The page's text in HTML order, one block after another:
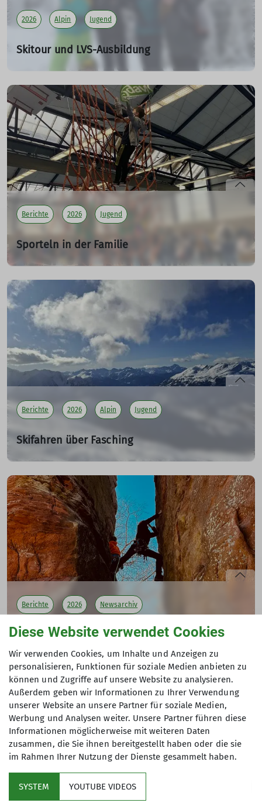
2026 Alpin Jugend
Skitour und LVS-Ausbildung
für Anfänger - JDAV03
Im März ging es für uns, eine kleine gemütliche Fünfer-
Familientruppe ins anfangs sehr grün aussehende
Vorarlberg nach Österreich.
mehr erfahren
Berichte 2026 Jugend
Sporteln in der Familie
JDAV 02
Am Sonntag, dem 22.02.26 war der JDAV Ludwigshafen
beim „Sporteln in der Familie – Piratensportfest“ in der
Turnhalle der IGSLO mit dabei.
mehr erfahren
Berichte 2026 Alpin Jugend
Skifahren über Fasching
für Anfänger und Fortgeschrittene - JDAV01
Bericht 1:
Vier Tage Ski, Pistenpower und richtig gute Stimmung!
mehr erfahren
Berichte 2026 Newsarchiv
Jahresprogrammvorstellung
VV01
09.01.2026
550 mögliche Tage mit Bergsport in 2026:Alpenverein
Ludwigshafen präsentiert Programm für 2026
mehr erfahren
Andere Themen
2023 2024
Ausbildung Berichte Canyoning Hochtour
Jugend Klettern MTB News News Newsarchiv
Wandern
Diese Website verwendet Cookies
Wir verwenden Cookies, um Inhalte und Anzeigen zu
personalisieren, Funktionen für soziale Medien anbieten zu
können und Zugriffe auf unsere Website zu analysieren.
Außerdem geben wir Informationen zu Ihrer Verwendung
unserer Website an unsere Partner für soziale Medien,
Werbung und Analysen weiter. Unsere Partner führen diese
Informationen möglicherweise mit weiteren Daten
zusammen, die Sie ihnen bereitgestellt haben oder die sie
im Rahmen Ihrer Nutzung der Dienste gesammelt haben.
SYSTEM YOUTUBE VIDEOS